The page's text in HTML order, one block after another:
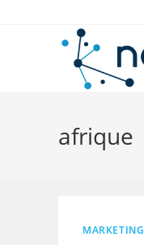
afrique
MARKETING